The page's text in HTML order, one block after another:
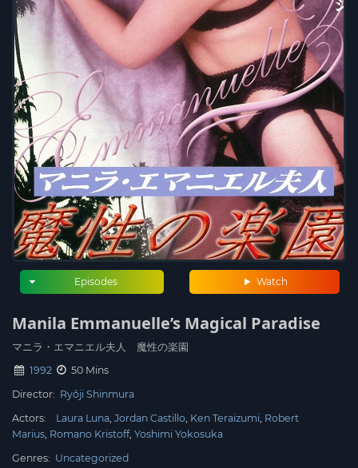
Watch
Episodes
Manila Emmanuelle’s Magical Paradise
マニラ・エマニエル夫人 魔性の楽園
1992
50 Mins
Director: Ryôji Shinmura
Actors:
Laura Luna Jordan Castillo Ken Teraizumi Robert
Marius Romano Kristoff Yoshimi Yokosuka
Genres: Uncategorized